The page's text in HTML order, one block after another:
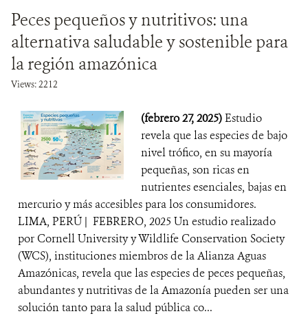
Peces pequeños y nutritivos: una
alternativa saludable y sostenible para
la región amazónica
Views: 2212
(febrero 27, 2025)Estudio
revela que las especies de bajo
nivel trófico, en su mayoría
pequeñas, son ricas en
nutrientes esenciales, bajas en
mercurio y más accesibles para los consumidores.
LIMA, PERÚ | FEBRERO, 2025 Un estudio realizado
por Cornell University y Wildlife Conservation Society
(WCS), instituciones miembros de la Alianza Aguas
Amazónicas, revela que las especies de peces pequeñas,
abundantes y nutritivas de la Amazonía pueden ser una
solución tanto para la salud pública co...